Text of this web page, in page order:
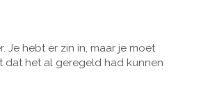
Je hebt er zin in, maar je moet
dat het al geregeld had kunnen